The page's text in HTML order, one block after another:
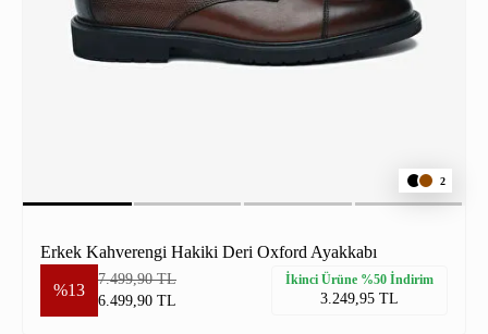
2
Erkek Kahverengi Hakiki Deri Oxford Ayakkabı
%13
7.499,90 TL
6.499,90 TL
İkinci Ürüne %50 İndirim
3.249,95 TL